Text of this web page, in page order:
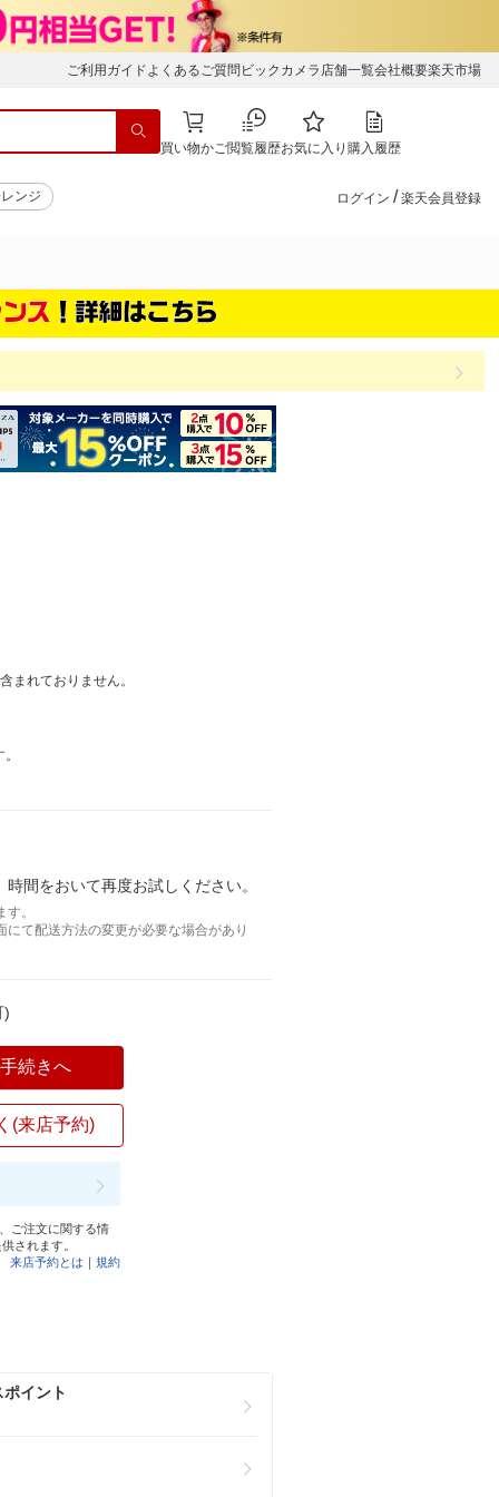
ご利用ガイド よくあるご質問 ビックカメラ店舗一覧会社概要楽天市場
買い物かご閲覧履歴お気に入り 購入履歴
ンジ ログイン / 楽天会員登録
まれておりません。
間をおいて再度お試しください。
。
て配送方法の変更が必要な場合があり
)
続きへ
(来店予約)
ご注文に関する情
されます。
来店予約とは ｜規約
イント